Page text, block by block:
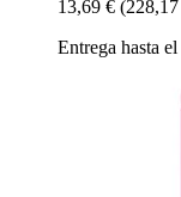
13,69 €
Entrega hasta